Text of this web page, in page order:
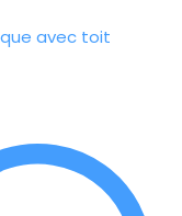
avec toit